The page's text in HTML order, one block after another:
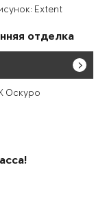
Extent
отделка
Оскуро